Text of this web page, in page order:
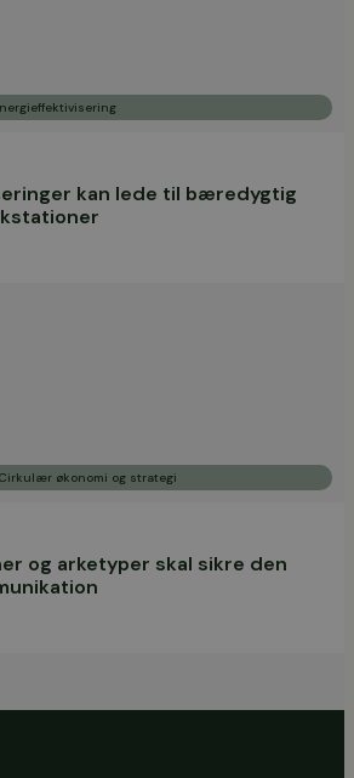
kan lede til bæredygtig
Cirkulær økonomi og strategi
og arketyper skal sikre den